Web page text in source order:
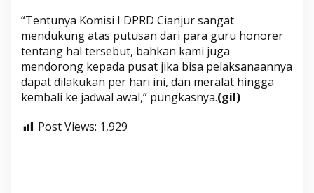
“Tentunya Komisi I DPRD Cianjur sangat
mendukung atas putusan dari para guru honorer
tentang hal tersebut, bahkan kami juga
mendorong kepada pusat jika bisa pelaksanaannya
dapat dilakukan per hari ini, dan meralat hingga
kembali ke jadwal awal,” pungkasnya.(gil)
Post Views: 1,929